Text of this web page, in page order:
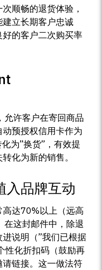
顺畅的退货体验，
立长期客户忠诚
的客户二次购买率
许客户在寄回商品
预授权信用卡作为
为”换货”，有效提
化为新的销售。
入品牌互动
达70%以上（远高
这封邮件中，除退
说明（”我们已根据
性化折扣码（鼓励再
链接。这一做法符